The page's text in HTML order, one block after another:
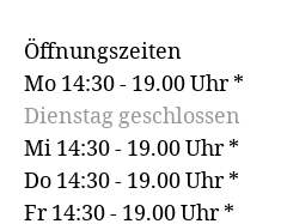
Öffnungszeiten
Mo 14:30 - 19.00 Uhr *
Dienstag geschlossen
Mi 14:30 - 19.00 Uhr *
Do 14:30 - 19.00 Uhr *
Fr 14:30 - 19.00 Uhr *